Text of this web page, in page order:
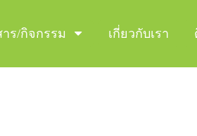
ร/กิจกรรม เกี่ยวกับเรา